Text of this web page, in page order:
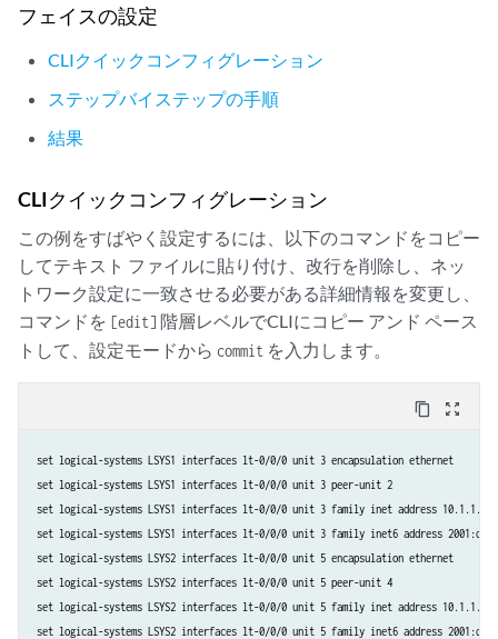
    }
フェイスの設定
CLIクイックコンフィグレーション
ステップバイステップの手順
結果
CLIクイックコンフィグレーション
この例をすばやく設定するには、以下のコマンドをコピー
してテキスト ファイルに貼り付け、改行を削除し、ネッ
トワーク設定に一致させる必要がある詳細情報を変更し、
コマンドを [edit] 階層レベルでCLIにコピー アンド ペース
トして、設定モードから commit を入力します。
content_copy zoom_out_map
set logical-systems LSYS1 interfaces lt-0/0/0 unit 3 encapsulation ethernet
set logical-systems LSYS1 interfaces lt-0/0/0 unit 3 peer-unit 2
set logical-systems LSYS1 interfaces lt-0/0/0 unit 3 family inet address 10.1.1.3/
set logical-systems LSYS1 interfaces lt-0/0/0 unit 3 family inet6 address
set logical-systems LSYS2 interfaces lt-0/0/0 unit 5 encapsulation ethernet
set logical-systems LSYS2 interfaces lt-0/0/0 unit 5 peer-unit 4
set logical-systems LSYS2 interfaces lt-0/0/0 unit 5 family inet address 10.1.1.5/
set logical-systems LSYS2 interfaces lt-0/0/0 unit 5 family inet6 address